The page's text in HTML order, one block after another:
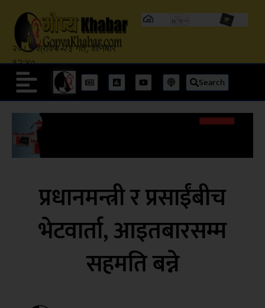
२०८३ श्रावण २३ गते, शनिबार
१२:४०
Search
प्रधानमन्त्री र प्रसाईंबीच
भेटवार्ता, आइतबारसम्म
सहमति बन्ने